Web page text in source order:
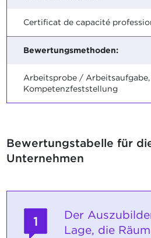
Certificat de capacité
Bewertungsmethoden:
Arbeitsprobe /
Kompetenzfeststellung
Bewertungstabelle für
Unternehmen
1
Der
Lage, die